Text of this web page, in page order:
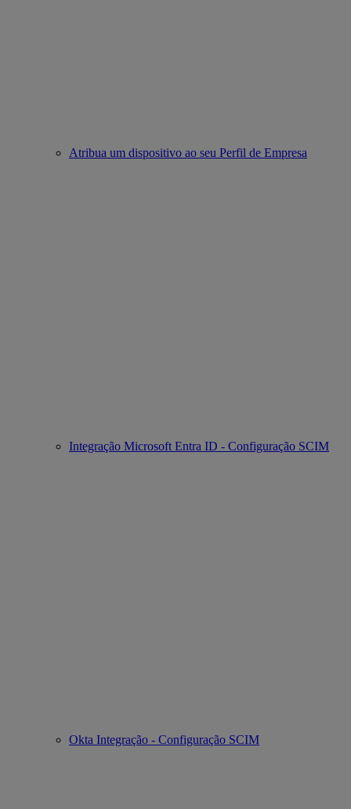
Atribua um dispositivo ao seu Perfil de Empresa
Integração Microsoft Entra ID - Configuração SCIM
Okta Integração - Configuração SCIM